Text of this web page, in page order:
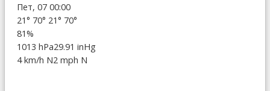
Пет, 07 00:00
21° 70° 21° 70°
81%
1013 hPa29.91 inHg
4 km/h N2 mph N